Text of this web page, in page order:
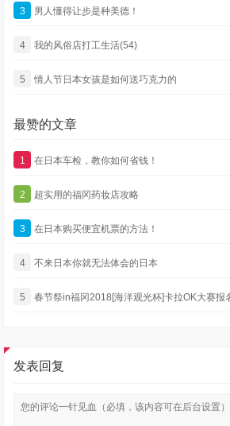
3 男人懂得让步是种美德！
4 我的风俗店打工生活(54)
5 情人节日本女孩是如何送巧克力的
最赞的文章
1 在日本车检，教你如何省钱！
2 超实用的福冈药妆店攻略
3 在日本购买便宜机票的方法！
4 不来日本你就无法体会的日本
5 春节祭in福冈2018[海洋观光杯]卡拉OK大赛报
发表回复